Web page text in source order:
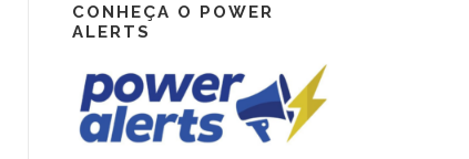
CONHEÇA O POWER
ALERTS